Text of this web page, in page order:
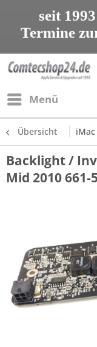
seit
Termine
nur
Apple
seit
Menü
Übersicht
Backlight /
Mid 2010 661-